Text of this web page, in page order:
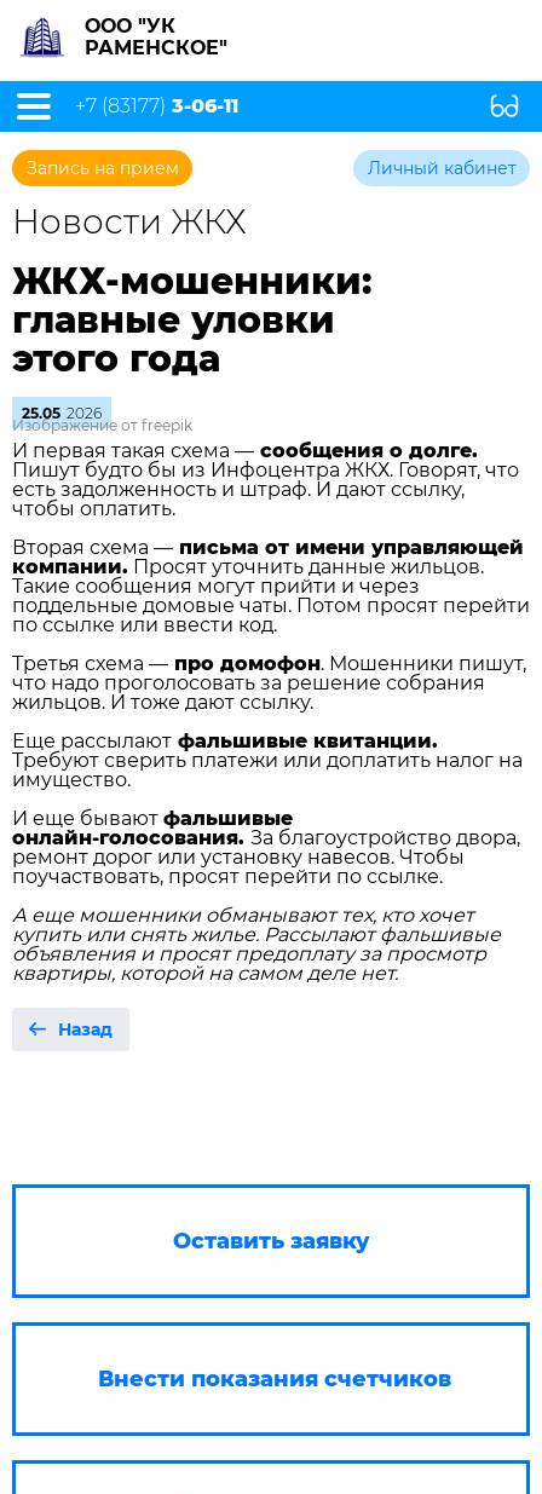
ООО "УК
РАМЕНСКОЕ"
+7 (83177) 3-06-11
Запись на прием Личный кабинет
Новости ЖКХ
ЖКХ-мошенники:
главные уловки
этого года
25.05 2026
Изображение от freepik
И первая такая схема — сообщения о долге.
Пишут будто бы из Инфоцентра ЖКХ. Говорят, что
есть задолженность и штраф. И дают ссылку,
чтобы оплатить.
Вторая схема — письма от имени управляющей
компании. Просят уточнить данные жильцов.
Такие сообщения могут прийти и через
поддельные домовые чаты. Потом просят перейти
по ссылке или ввести код.
Третья схема — про домофон. Мошенники пишут,
что надо проголосовать за решение собрания
жильцов. И тоже дают ссылку.
Еще рассылают фальшивые квитанции.
Требуют сверить платежи или доплатить налог на
имущество.
И еще бывают фальшивые
онлайн‑голосования. За благоустройство двора,
ремонт дорог или установку навесов. Чтобы
поучаствовать, просят перейти по ссылке.
А еще мошенники обманывают тех, кто хочет
купить или снять жилье. Рассылают фальшивые
объявления и просят предоплату за просмотр
квартиры, которой на самом деле нет.
Назад
Оставить заявку
Внести показания счетчиков